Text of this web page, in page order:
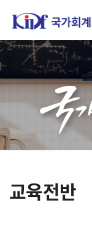
홈페이지가
한국조세재
교육전반